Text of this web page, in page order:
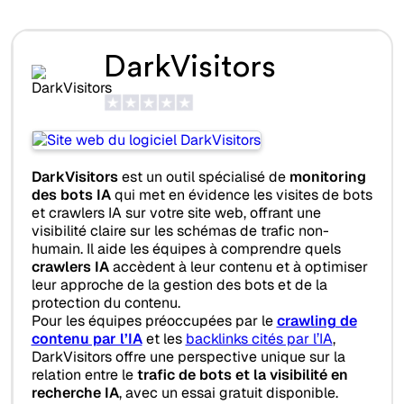
DarkVisitors
DarkVisitorsest un outil spécialisé de monitoring
des bots IAqui met en évidence les visites de bots
et crawlers IA sur votre site web, offrant une
visibilité claire sur les schémas de trafic non-
humain. Il aide les équipes à comprendre quels
crawlers IAaccèdent à leur contenu et à optimiser
leur approche de la gestion des bots et de la
protection du contenu.
Pour les équipes préoccupées par lecrawling de
contenu par l’IAet les backlinks cités par l’IA,
DarkVisitors offre une perspective unique sur la
relation entre letrafic de bots et la visibilité en
recherche IA, avec un essai gratuit disponible.